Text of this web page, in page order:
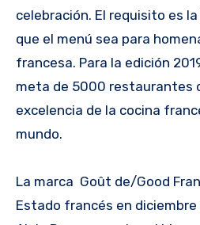
celebración. El requisito es
que el menú sea para
francesa. Para la edición
meta de 5000 restaurantes
excelencia de la cocina
mundo.
La marca Goût de/Good
Estado francés en diciembre